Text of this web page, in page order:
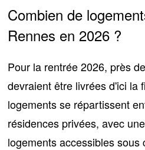
Combien de
Rennes en 2026 ?
Pour la rentrée 2026, près
devraient être livrées d'ici la
logements se répartissent
résidences privées, avec
logements accessibles sous